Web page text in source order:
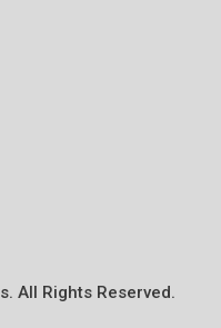
All Rights Reserved.